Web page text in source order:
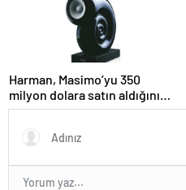
Harman, Masimo’yu 350
milyon dolara satın aldığını
duyurdu